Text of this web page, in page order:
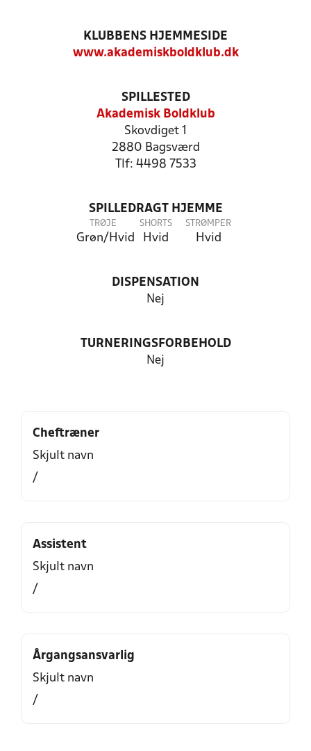
KLUBBENS HJEMMESIDE
www.akademiskboldklub.dk
SPILLESTED
Akademisk Boldklub
Skovdiget 1
2880 Bagsværd
Tlf: 4498 7533
SPILLEDRAGT HJEMME
TRØJE
Grøn/Hvid
SHORTS
Hvid
STRØMPER
Hvid
DISPENSATION
Nej
TURNERINGSFORBEHOLD
Nej
Cheftræner
Skjult navn
/
Assistent
Skjult navn
/
Årgangsansvarlig
Skjult navn
/